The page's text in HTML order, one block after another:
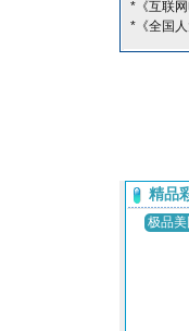
*《互联
*《全国